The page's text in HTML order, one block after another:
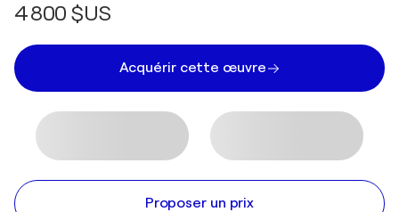
4 800 $US
Acquérir cette œuvre
Proposer un prix